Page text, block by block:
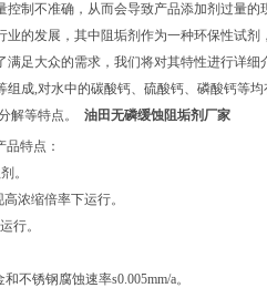
制不准确，从而会导致产品添加剂过量的
发展，其中阻垢剂作为一种环保性试剂
足大众的需求，我们将对其特性进行详细
,对水中的碳酸钙、硫酸钙、磷酸钙等
解等特点。 油田无磷缓蚀阻垢剂厂家
品特点：
。
浓缩倍率下运行。
行。
锈钢腐蚀速率s0.005mm/a。